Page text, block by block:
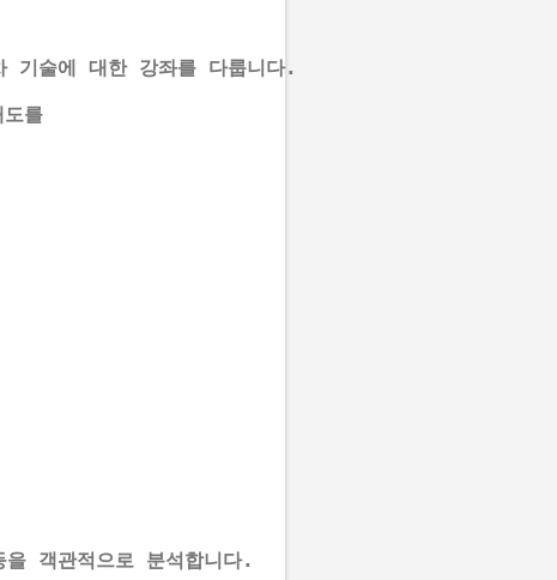
기술에 대한 강좌를 다룹니다.
를
객관적으로 분석합니다.